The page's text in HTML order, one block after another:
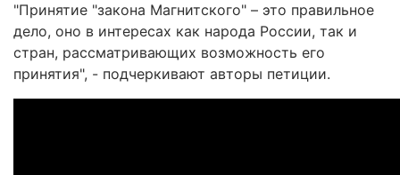
"Принятие "закона Магнитского" – это правильное
дело, оно в интересах как народа России, так и
стран, рассматривающих возможность его
принятия", - подчеркивают авторы петиции.